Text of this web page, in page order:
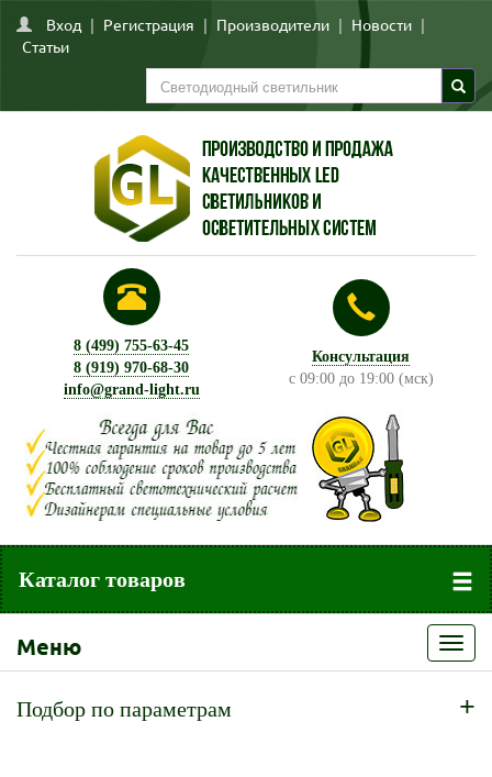
Вход | Регистрация | Производители | Новости |
Статьи
8 (499) 755-63-45
8 (919) 970-68-30
info@grand-light.ru
Консультация
с 09:00 до 19:00 (мск)
Каталог товаров
Меню
Подбор по параметрам +